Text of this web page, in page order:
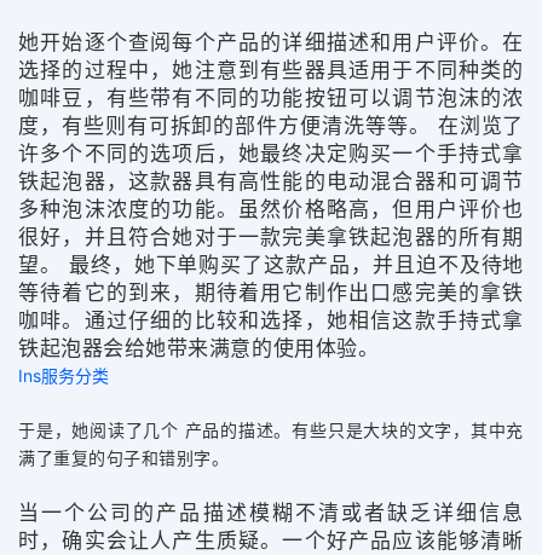
她开始逐个查阅每个产品的详细描述和用户评价。在
选择的过程中，她注意到有些器具适用于不同种类的
咖啡豆，有些带有不同的功能按钮可以调节泡沫的浓
度，有些则有可拆卸的部件方便清洗等等。 在浏览了
许多个不同的选项后，她最终决定购买一个手持式拿
铁起泡器，这款器具有高性能的电动混合器和可调节
多种泡沫浓度的功能。虽然价格略高，但用户评价也
很好，并且符合她对于一款完美拿铁起泡器的所有期
望。 最终，她下单购买了这款产品，并且迫不及待地
等待着它的到来，期待着用它制作出口感完美的拿铁
咖啡。通过仔细的比较和选择，她相信这款手持式拿
铁起泡器会给她带来满意的使用体验。
Ins服务分类
于是，她阅读了几个 产品的描述。有些只是大块的文字，其中充
满了重复的句子和错别字。
当一个公司的产品描述模糊不清或者缺乏详细信息
时，确实会让人产生质疑。一个好产品应该能够清晰